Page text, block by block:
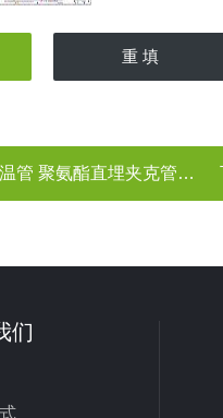
夹克管 华县管道保温 预制保温管
们